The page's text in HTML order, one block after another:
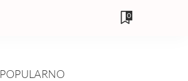
0
POPULARNO